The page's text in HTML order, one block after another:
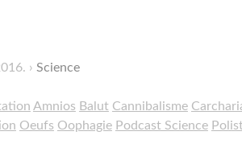
. Science
Amnios Balut Cannibalisme
Oeufs Oophagie Podcast Science